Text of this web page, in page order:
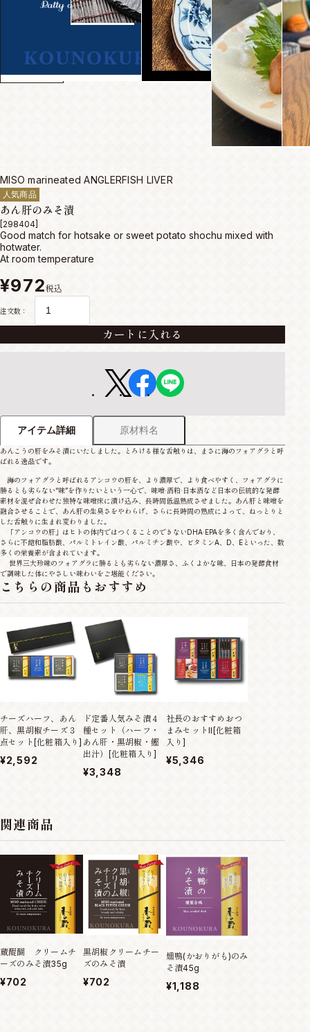
MISO marineated ANGLERFISH LIVER
人気商品
あん肝のみそ漬
[298404]
Good match for hotsake or sweet potato shochu mixed with
hotwater.
At room temperature
¥972税込
注文数：
カートに入れる
アイテム詳細 原材料名
あんこうの肝をみそ漬にいたしました。とろける様な舌触りは、まさに海のフォアグラと呼
ばれる逸品です。
海のフォアグラと呼ばれるアンコウの肝を、より濃厚で、より食べやすく、フォアグラに
勝るとも劣らない“味”を作りたいという一心で、味噌·酒粕·日本酒など日本の伝統的な発酵
素材を混ぜ合わせた独特な味噌床に漬け込み、長時間低温熟成させました。あん肝と味噌を
融合させることで、あん肝の生臭さをやわらげ、さらに長時間の熟成によって、ねっとりと
した舌触りに生まれ変わりました。
「アンコウの肝」はヒトの体内ではつくることのできないDHA·EPAを多く含んでおり、
さらに不飽和脂肪酸、パルミトレイン酸、パルミチン酸や、ビタミンA、D、Eといった、数
多くの栄養素が含まれています。
世界三大珍味のフォアグラに勝るとも劣らない濃厚さ、ふくよかな味、日本の発酵食材
で調味した体にやさしい味わいをご堪能ください。
こちらの商品もおすすめ
チーズハーフ、あん
肝、黒胡椒チーズ３
点セット[化粧箱入り]
¥2,592
ド定番人気みそ漬４
種セット（ハーフ・
あん肝・黒胡椒・鰹
出汁）[化粧箱入り]
¥3,348
社長のおすすめおつ
まみセットII[化粧箱
入り]
¥5,346
関連商品
蔵醍醐 クリームチ
ーズのみそ漬35g
¥702
黒胡椒クリームチー
ズのみそ漬
¥702
燻鴨(かおりがも)のみ
そ漬45g
¥1,188